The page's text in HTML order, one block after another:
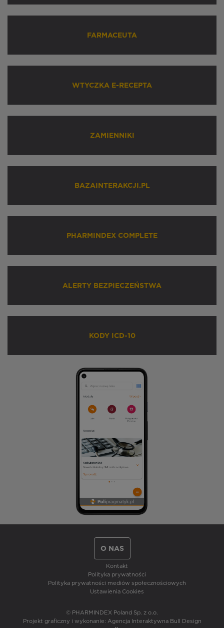
FARMACEUTA
WTYCZKA E-RECEPTA
ZAMIENNIKI
BAZAINTERAKCJI.PL
PHARMINDEX COMPLETE
ALERTY BEZPIECZEŃSTWA
KODY ICD-10
O NAS
Kontakt
Polityka prywatności
Polityka prywatności mediów społecznościowych
Ustawienia Cookies
© PHARMINDEX Poland Sp. z o.o.
Projekt graficzny i wykonanie: Agencja Interaktywna Bull Design